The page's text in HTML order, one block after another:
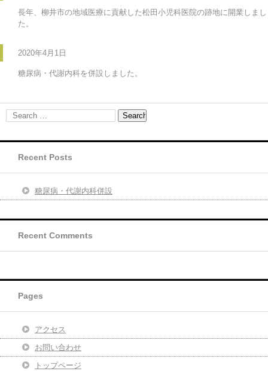
長年、柳井市の地域医療に貢献した松田小児科医院の跡地に開業しまし
た。
2020年4月1日
糖尿病・代謝内科を併設しました。
Recent Posts
糖尿病・代謝内科併設
Recent Comments
Pages
アクセス
お問い合わせ
トップページ